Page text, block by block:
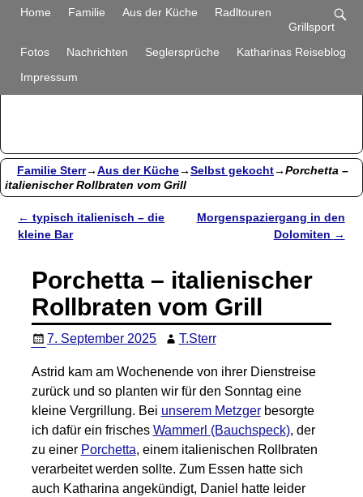
Home Familie Aus der Küche
Radltouren
Grillsport
Fotos
Nachrichten Seglersprüche
Katharinas Reiseblog
Impressum
Familie Sterr
Familie Sterr→Aus der Küche→Selbst gekocht→Porchetta –
italienischer Rollbraten vom Grill
Artikelnavigation
← typisch italienisch – die
kleine Bar
Morgenspaziergang in den
Dolomiten →
Porchetta – italienischer
Rollbraten vom Grill
7. September 2025 T.Sterr
Astrid kam am Wochenende von ihrer Dienstreise
zurück und so planten wir für den Sonntag eine
kleine Vergrillung. Bei unserem Metzgerbesorgte
ich dafür ein frisches Wammerl (Bauchspeck), der
zu einer Porchetta, einem italienischen Rollbraten
verarbeitet werden sollte. Zum Essen hatte sich
auch Katharina angekündigt, Daniel hatte leider